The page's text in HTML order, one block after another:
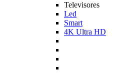
Televisores
Led
Smart
4K Ultra HD